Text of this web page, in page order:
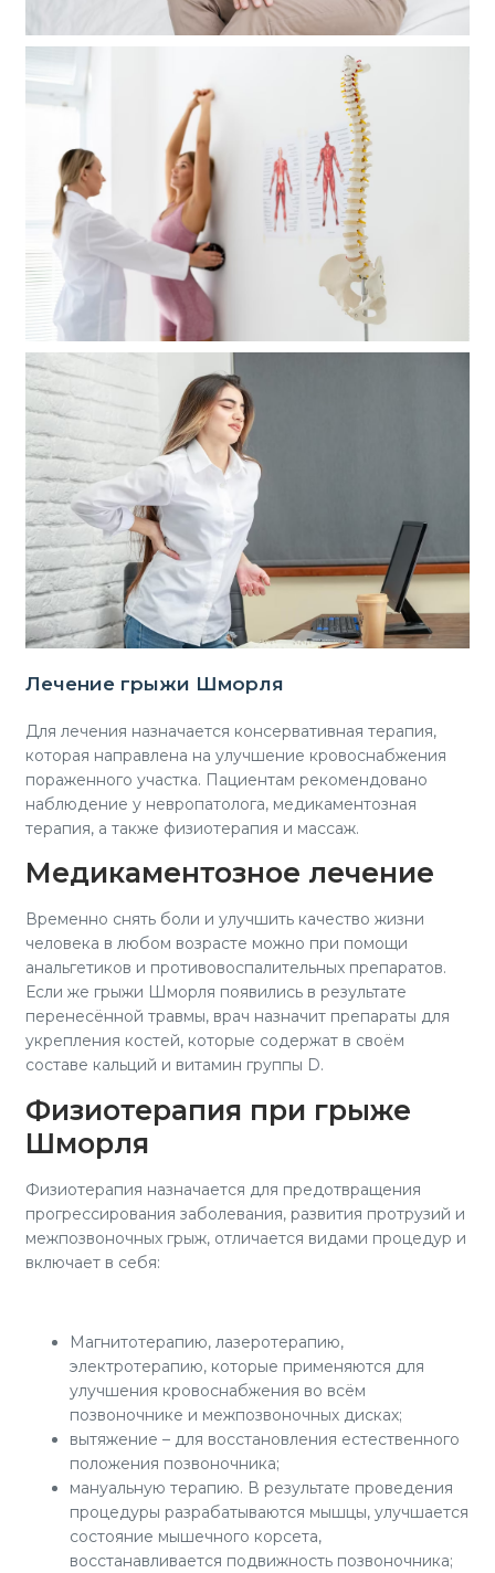
Лечение грыжи Шморля
Для лечения назначается консервативная терапия,
которая направлена на улучшение кровоснабжения
пораженного участка. Пациентам рекомендовано
наблюдение у невропатолога, медикаментозная
терапия, а также физиотерапия и массаж.
Медикаментозное лечение
Временно снять боли и улучшить качество жизни
человека в любом возрасте можно при помощи
анальгетиков и противовоспалительных препаратов.
Если же грыжи Шморля появились в результате
перенесённой травмы, врач назначит препараты для
укрепления костей, которые содержат в своём
составе кальций и витамин группы D.
Физиотерапия при грыже
Шморля
Физиотерапия назначается для предотвращения
прогрессирования заболевания, развития протрузий и
межпозвоночных грыж, отличается видами процедур и
включает в себя:
Магнитотерапию, лазеротерапию,
электротерапию, которые применяются для
улучшения кровоснабжения во всём
позвоночнике и межпозвоночных дисках;
вытяжение – для восстановления естественного
положения позвоночника;
мануальную терапию. В результате проведения
процедуры разрабатываются мышцы, улучшается
состояние мышечного корсета,
восстанавливается подвижность позвоночника;